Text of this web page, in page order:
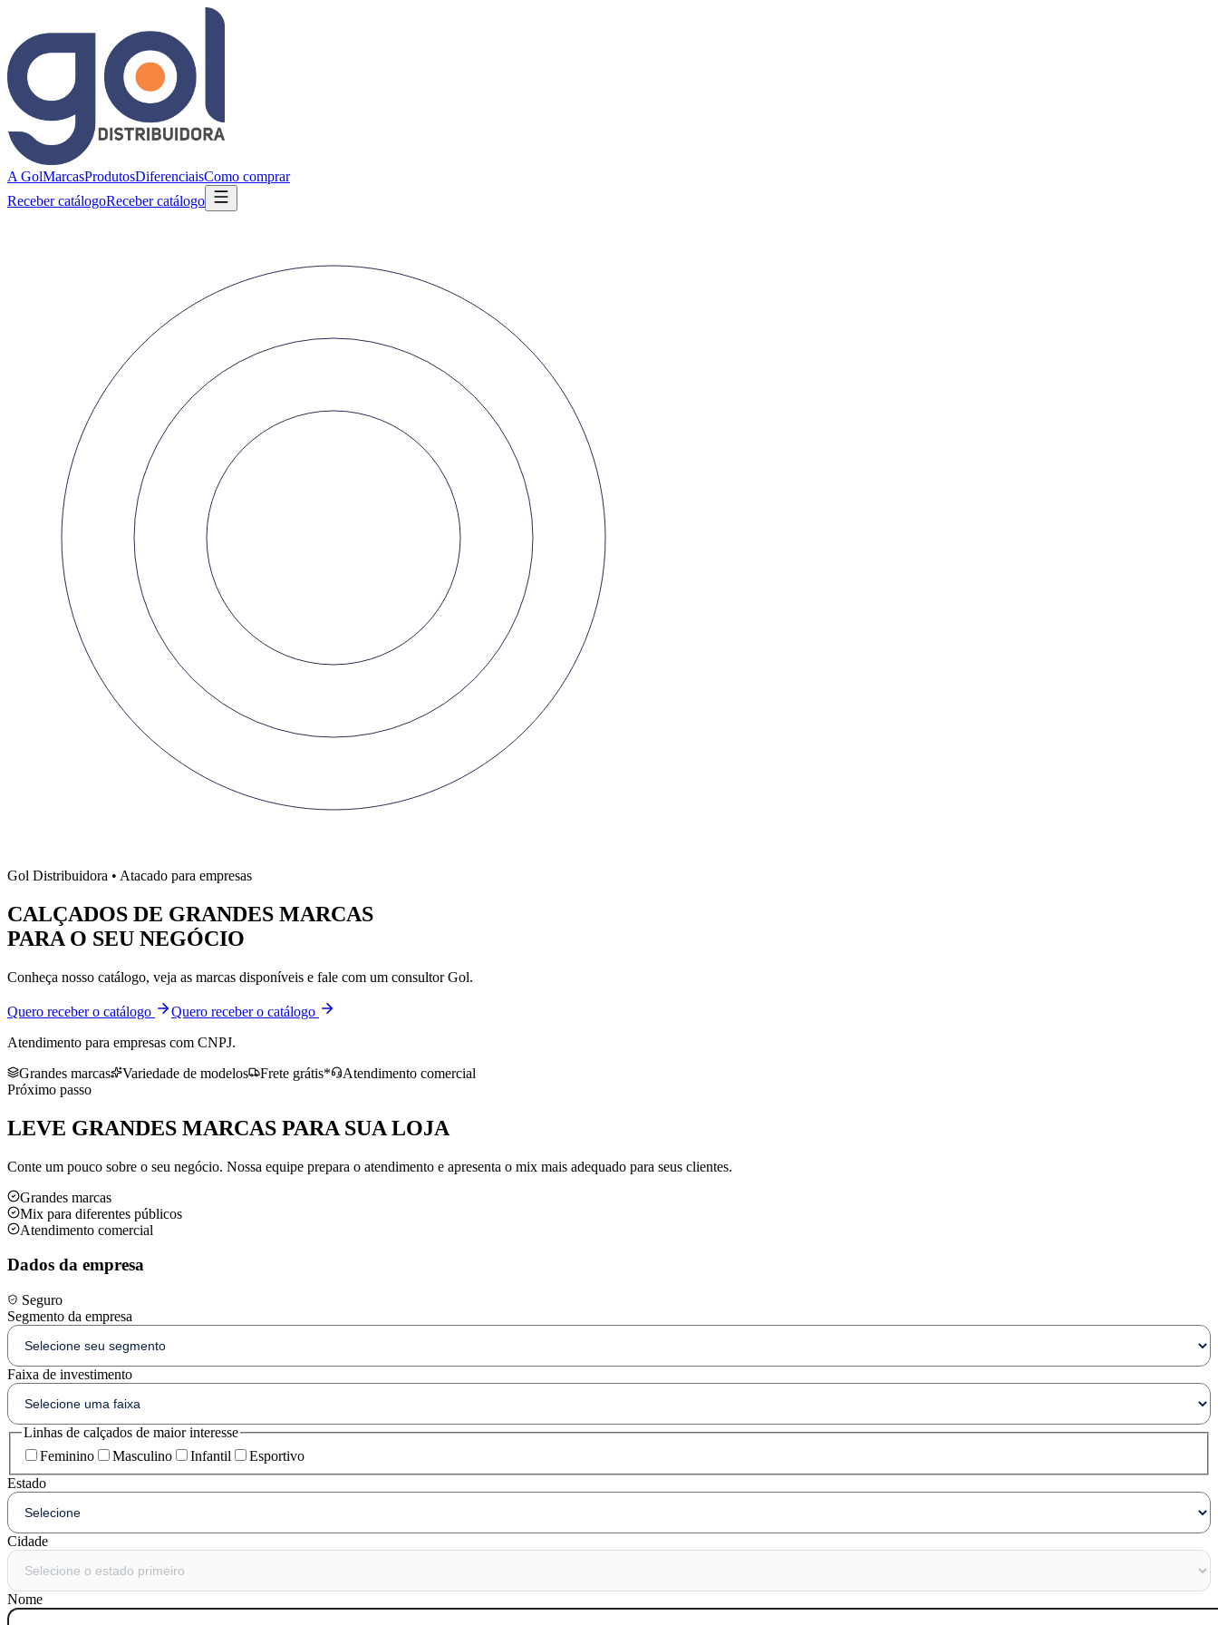
A GolMarcasProdutosDiferenciaisComo comprar
Receber catálogoReceber catálogo
Gol Distribuidora • Atacado para empresas
CALÇADOS DE GRANDES MARCAS
PARA O SEU NEGÓCIO
Conheça nosso catálogo, veja as marcas disponíveis e fale com um consultor Gol.
Quero receber o catálogo
Quero receber o catálogo
Atendimento para empresas com CNPJ.
Grandes marcas
Variedade de modelos Frete grátis*
Atendimento comercial
Próximo passo
LEVE GRANDES MARCAS PARA SUA LOJA
Conte um pouco sobre o seu negócio. Nossa equipe prepara o atendimento e apresenta o mix mais adequado para seus clientes.
Grandes marcas
Mix para diferentes públicos
Atendimento comercial
Dados da empresa
Seguro
Segmento da empresa
Faixa de investimento
Linhas de calçados de maior interesse
Feminino
Masculino Infantil
Esportivo
Estado
Cidade
Nome